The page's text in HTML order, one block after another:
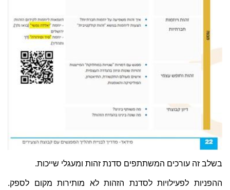
בשלב זה עורכים המשתתפים סדנת זהות ומעגלי שייכות.
ההפניות לפעילויות לסדנת הזהות לא מותירות מקום לספק.